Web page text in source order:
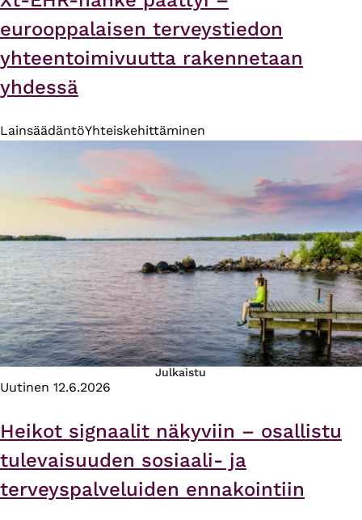
eurooppalaisen terveystiedon
yhteentoimivuutta rakennetaan
yhdessä
LainsäädäntöYhteiskehittäminen
Julkaistu
Uutinen 12.6.2026
Heikot signaalit näkyviin – osallistu
tulevaisuuden sosiaali- ja
terveyspalveluiden ennakointiin